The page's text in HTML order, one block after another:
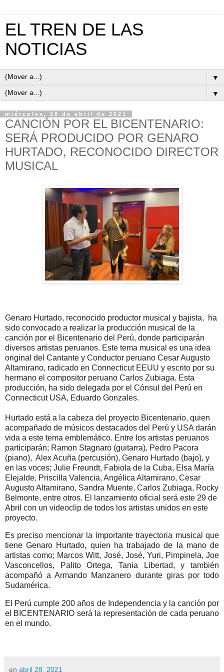
EL TREN DE LAS
NOTICIAS
▼
▼
miércoles, 28 de abril de 2021
CANCIÓN POR EL BICENTENARIO:
SERÁ PRODUCIDO POR GENARO
HURTADO, RECONOCIDO DIRECTOR
MUSICAL
Genaro Hurtado, reconocido productor musical y bajista, ha
sido convocado a realizar la producción musical de la
canción por el Bicentenario del Perú, donde participarán
diversos artistas peruanos. Este tema musical es una idea
original del Cantante y Conductor peruano Cesar Augusto
Altamirano, radicado en Connecticut EEUU y escrito por su
hermano el compositor peruano Carlos Zubiaga. Esta
producción, ha sido delegada por el Cónsul del Perú en
Connecticut USA, Eduardo Gonzales.
Hurtado está a la cabeza del proyecto Bicentenario, quien
acompañado de músicos destacados del Perú y USA darán
vida a este tema emblemático. Entre los artistas peruanos
participarán; Ramon Stagnaro (guitarra), Pedro Pacora
(piano), Alex Acuña (percusión), Genaro Hurtado (bajo), y
en las voces; Julie Freundt, Fabiola de la Cuba, Elsa María
Elejalde, Priscilla Valencia, Angélica Altamirano, Cesar
Augusto Altamirano, Sandra Muente, Carlos Zubiaga, Rocky
Belmonte, entre otros. El lanzamiento oficial será este 29 de
Abril con un videoclip de todos los artistas unidos en este
proyecto.
Es preciso mencionar la importante trayectoria musical que
tiene Genaro Hurtado, quien ha trabajado de la mano de
artistas como; Marcos Witt, José, José, Yuri, Pimpinela, Joe
Vasconcellos, Palito Ortega, Tania Libertad, y también
acompañó a Armando Manzanero durante giras por todo
Sudamérica.
El Perú cumple 200 años de Independencia y la canción por
el BICENTENARIO será la representación de cada peruano
en el mundo.
en abril 28, 2021